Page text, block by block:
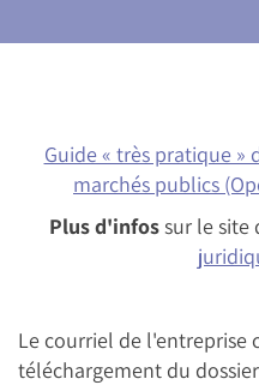
Guide « très pratique »
marchés publics
Plus d'infossur le site
Le courriel de l'entreprise
téléchargement du